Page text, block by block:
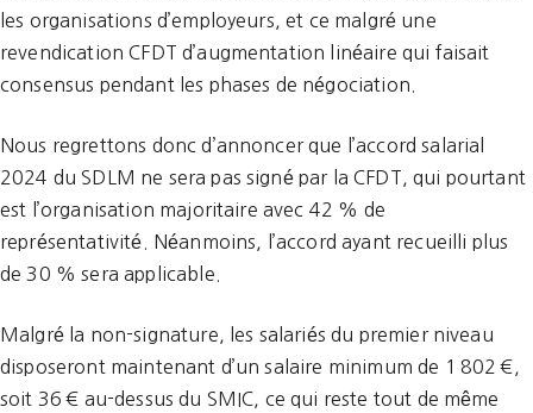
les organisations d’employeurs, et ce malgré une
revendication CFDT d’augmentation linéaire qui faisait
consensus pendant les phases de négociation.
Nous regrettons donc d’annoncer que l’accord salarial
2024 du SDLM ne sera pas signé par la CFDT, qui pourtant
est l’organisation majoritaire avec 42 % de
représentativité. Néanmoins, l’accord ayant recueilli plus
de 30 % sera applicable.
Malgré la non-signature, les salariés du premier niveau
disposeront maintenant d’un salaire minimum de 1 802 €,
soit 36 € au-dessus du SMIC, ce qui reste tout de même